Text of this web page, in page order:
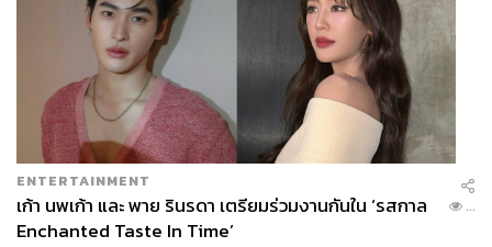
ENTERTAINMENT
เก้า นพเก้า และ พาย รินรดา เตรียมร่วมงานกันใน ‘รสกาล
Enchanted Taste In Time’
...